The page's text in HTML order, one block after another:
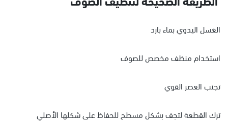
الغسل اليدوي بماء بارد
استخدام منظف مخصص للصوف
تجنب العصر القوي
ترك القطعة لتجف بشكل مسطح للحفاظ على شكلها الأصلي